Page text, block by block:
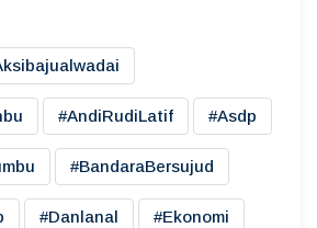
#AndiRudiLatif #asdp
#BandaraBersujud
#danlanal #ekonomi